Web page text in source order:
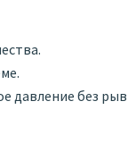
давление без